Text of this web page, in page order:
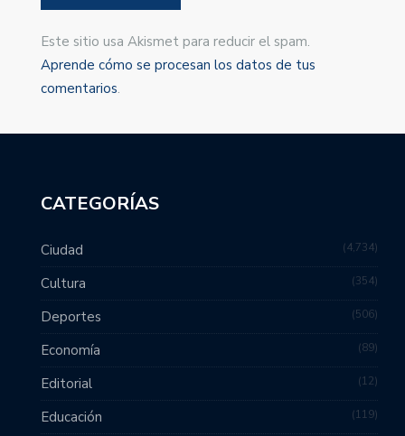
Este sitio usa Akismet para reducir el spam.
Aprende cómo se procesan los datos de tus
comentarios.
CATEGORÍAS
Ciudad 4,734
Cultura 354
Deportes 506
Economía 89
Editorial 12
Educación 119